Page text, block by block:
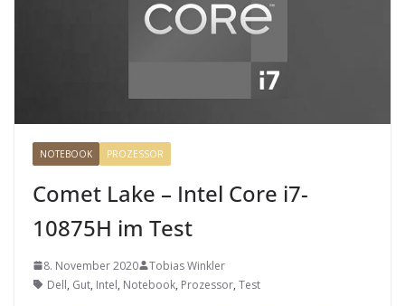
NOTEBOOK PROZESSOR
Comet Lake – Intel Core i7-
10875H im Test
8. November 2020
Tobias Winkler
Dell, Gut, Intel, Notebook, Prozessor, Test